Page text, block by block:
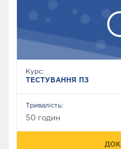
Курс:
ТЕСТУВАННЯ ПЗ
Тривалість:
50 годин
ТЕСТУВАННЯ